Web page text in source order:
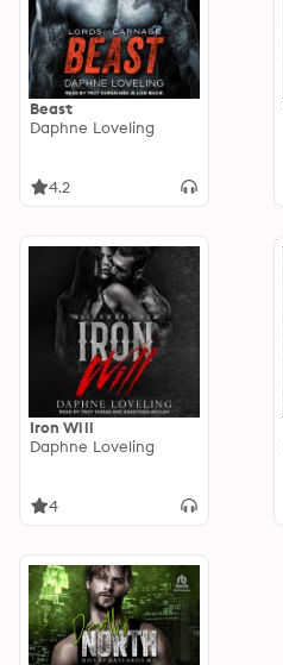
Beast
Daphne Loveling
4.2
Iron Will
Daphne Loveling
4